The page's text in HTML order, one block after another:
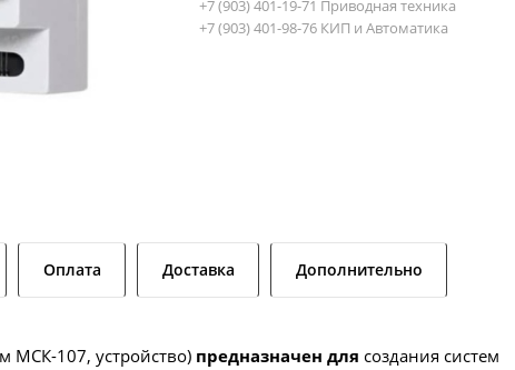
однофазном двигателе мощностью
более 1 кВт- управлением катушкой
+7 (903) 401-19-71 Приводная техника
+7 (903) 401-98-76 КИП и Автоматика
Оплата Доставка Дополнительно
МСК-107, устройство) предназначен для создания систем